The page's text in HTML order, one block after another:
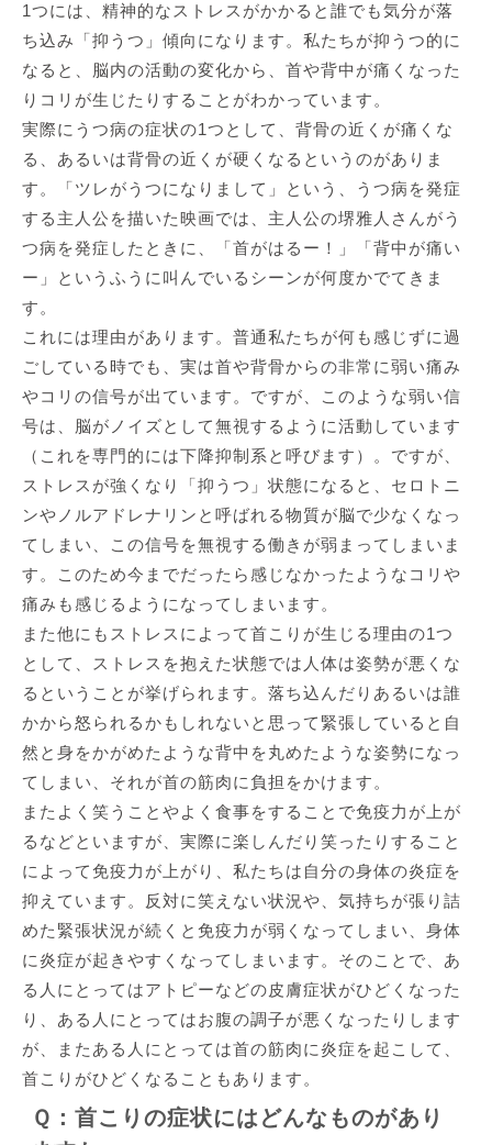
1つには、精神的なストレスがかかると誰でも気分が落
ち込み「抑うつ」傾向になります。私たちが抑うつ的に
なると、脳内の活動の変化から、首や背中が痛くなった
りコリが生じたりすることがわかっています。
実際にうつ病の症状の1つとして、背骨の近くが痛くな
る、あるいは背骨の近くが硬くなるというのがありま
す。「ツレがうつになりまして」という、うつ病を発症
する主人公を描いた映画では、主人公の堺雅人さんがう
つ病を発症したときに、「首がはるー！」「背中が痛い
ー」というふうに叫んでいるシーンが何度かでてきま
す。
これには理由があります。普通私たちが何も感じずに過
ごしている時でも、実は首や背骨からの非常に弱い痛み
やコリの信号が出ています。ですが、このような弱い信
号は、脳がノイズとして無視するように活動しています
（これを専門的には下降抑制系と呼びます）。ですが、
ストレスが強くなり「抑うつ」状態になると、セロトニ
ンやノルアドレナリンと呼ばれる物質が脳で少なくなっ
てしまい、この信号を無視する働きが弱まってしまいま
す。このため今までだったら感じなかったようなコリや
痛みも感じるようになってしまいます。
また他にもストレスによって首こりが生じる理由の1つ
として、ストレスを抱えた状態では人体は姿勢が悪くな
るということが挙げられます。落ち込んだりあるいは誰
かから怒られるかもしれないと思って緊張していると自
然と身をかがめたような背中を丸めたような姿勢になっ
てしまい、それが首の筋肉に負担をかけます。
またよく笑うことやよく食事をすることで免疫力が上が
るなどといますが、実際に楽しんだり笑ったりすること
によって免疫力が上がり、私たちは自分の身体の炎症を
抑えています。反対に笑えない状況や、気持ちが張り詰
めた緊張状況が続くと免疫力が弱くなってしまい、身体
に炎症が起きやすくなってしまいます。そのことで、あ
る人にとってはアトピーなどの皮膚症状がひどくなった
り、ある人にとってはお腹の調子が悪くなったりします
が、またある人にとっては首の筋肉に炎症を起こして、
首こりがひどくなることもあります。
Ｑ：首こりの症状にはどんなものがあり